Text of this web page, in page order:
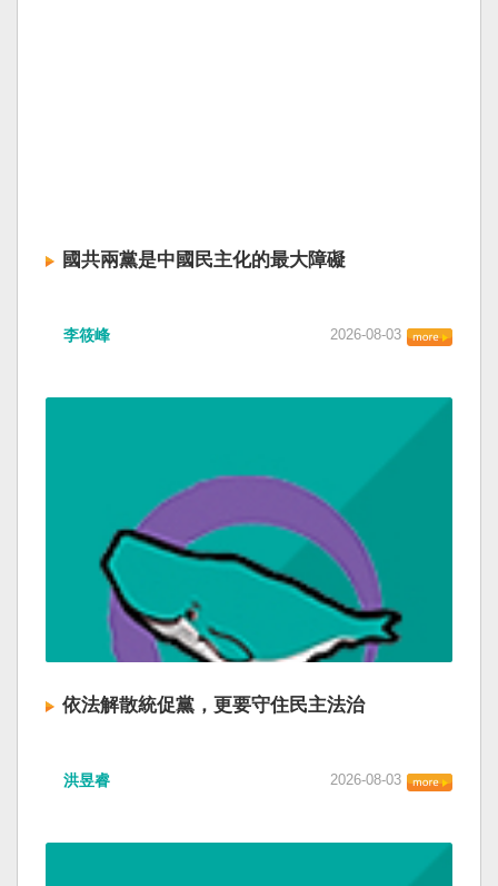
國共兩黨是中國民主化的最大障礙
李筱峰 2026-08-03
依法解散統促黨，更要守住民主法治
洪昱睿 2026-08-03